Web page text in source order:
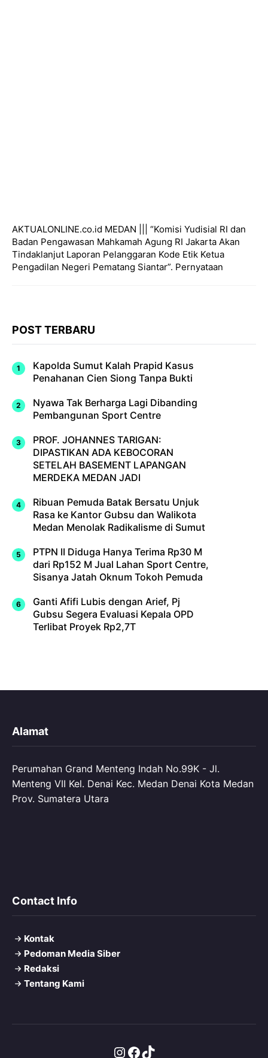
AKTUALONLINE.co.id MEDAN ||| “Komisi Yudisial RI dan
Badan Pengawasan Mahkamah Agung RI Jakarta Akan
Tindaklanjut Laporan Pelanggaran Kode Etik Ketua
Pengadilan Negeri Pematang Siantar”. Pernyataan
POST TERBARU
Kapolda Sumut Kalah Prapid Kasus
Penahanan Cien Siong Tanpa Bukti
Nyawa Tak Berharga Lagi Dibanding
Pembangunan Sport Centre
PROF. JOHANNES TARIGAN:
DIPASTIKAN ADA KEBOCORAN
SETELAH BASEMENT LAPANGAN
MERDEKA MEDAN JADI
Ribuan Pemuda Batak Bersatu Unjuk
Rasa ke Kantor Gubsu dan Walikota
Medan Menolak Radikalisme di Sumut
PTPN II Diduga Hanya Terima Rp30 M
dari Rp152 M Jual Lahan Sport Centre,
Sisanya Jatah Oknum Tokoh Pemuda
Ganti Afifi Lubis dengan Arief, Pj
Gubsu Segera Evaluasi Kepala OPD
Terlibat Proyek Rp2,7T
Alamat
Perumahan Grand Menteng Indah No.99K - Jl.
Menteng VII Kel. Denai Kec. Medan Denai Kota Medan
Prov. Sumatera Utara
Contact Info
Kontak
Pedoman Media Siber
Redaksi
Tentang Kami
Instagram
Facebook
TikTok